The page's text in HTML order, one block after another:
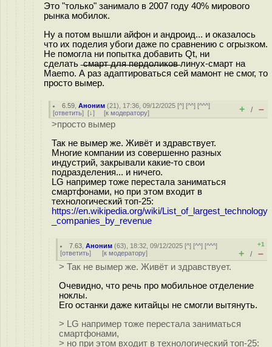
Это "только" занимало в 2007 году 40% мирового
рынка мобилок.
Ну а потом вышли айфон и андроид... и оказалось
что их поделия убоги даже по сравнению с огрызком.
Не помогла ни попытка добавить Qt, ни
сделать ̶с̶м̶а̶р̶т̶ ̶д̶л̶я̶ ̶п̶е̶р̶д̶о̶л̶и̶к̶о̶в̶ линух-смарт на
Maemo. А раз адаптироваться сей мамонт не смог, то
просто вымер.
6.59 ,Аноним (21), 17:36, 09/12/2025 [^] [^^] [^^^]
[ответить] [↓] [к модератору] + / –
>просто вымер
Так не вымер же. Живёт и здравствует.
Многие компании из совершенно разных
индустрий, закрывали какие-то свои
подразделения... и ничего.
LG например тоже перестала заниматься
смартфонами, но при этом входит в
технологический топ-25:
https://en.wikipedia.org/wiki/List_of_largest_technology
_companies_by_revenue
7.63 ,Аноним (63), 18:32, 09/12/2025 [^] [^^] [^^^]
[ответить] [к модератору]
+1
+ / –
> Так не вымер же. Живёт и здравствует.
Очевидно, что речь про мобильное отделение
ноклы.
Его останки даже китайцы не смогли вытянуть.
> LG например тоже перестала заниматься
смартфонами,
> но при этом входит в технологический топ-25: